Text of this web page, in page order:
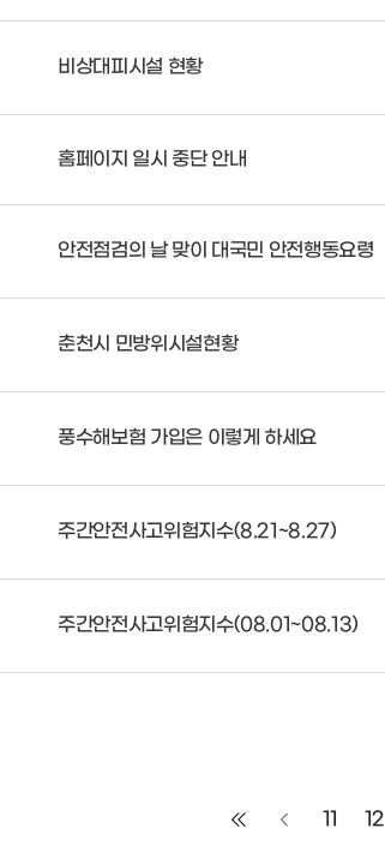
비상대피시설 현황
홈페이지 일시 중단 안내
안전점검의 날 맞이 대국민 안전행동요령
춘천시 민방위시설현황
풍수해보험 가입은 이렇게 하세요
주간안전사고위험지수(8.21~8.27)
주간안전사고위험지수(08.01~08.13)
11 12